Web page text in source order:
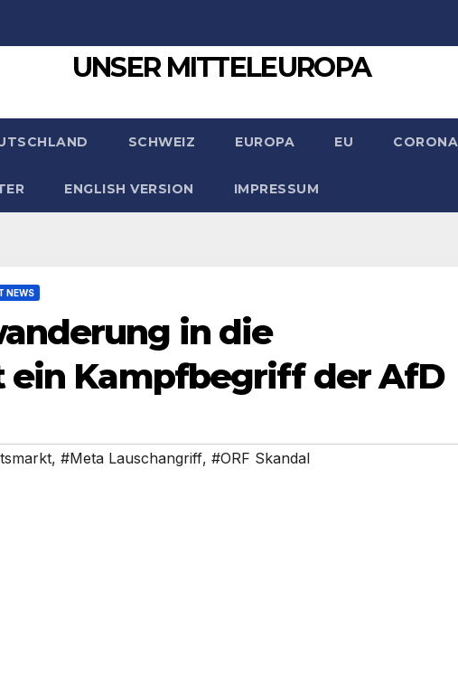
UNSER MITTELEUROPA
SCHWEIZ EUROPA EU CORONA
ENGLISH VERSION IMPRESSUM
NEWS
in die
ein Kampfbegriff der AfD
, #Meta Lauschangriff, #ORF Skandal